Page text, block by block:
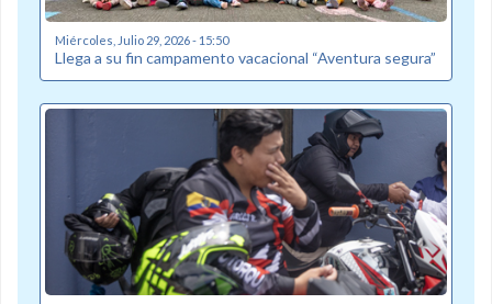
Miércoles, Julio 29, 2026 - 15:50
Llega a su fin campamento vacacional “Aventura segura”